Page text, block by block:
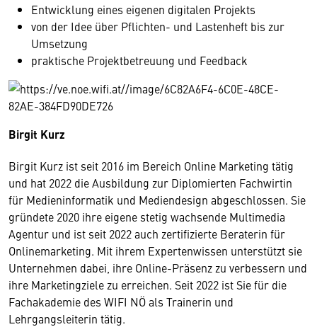
Entwicklung eines eigenen digitalen Projekts
von der Idee über Pflichten- und Lastenheft bis zur
Umsetzung
praktische Projektbetreuung und Feedback
Birgit Kurz
Birgit Kurz ist seit 2016 im Bereich Online Marketing tätig
und hat 2022 die Ausbildung zur Diplomierten Fachwirtin
für Medieninformatik und Mediendesign abgeschlossen. Sie
gründete 2020 ihre eigene stetig wachsende Multimedia
Agentur und ist seit 2022 auch zertifizierte Beraterin für
Onlinemarketing. Mit ihrem Expertenwissen unterstützt sie
Unternehmen dabei, ihre Online-Präsenz zu verbessern und
ihre Marketingziele zu erreichen. Seit 2022 ist Sie für die
Fachakademie des WIFI NÖ als Trainerin und
Lehrgangsleiterin tätig.